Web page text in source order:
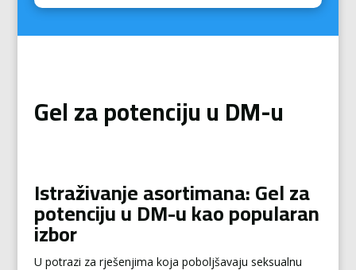
Gel za potenciju u DM-u
Istraživanje asortimana: Gel za
potenciju u DM-u kao popularan
izbor
U potrazi za rješenjima koja poboljšavaju seksualnu